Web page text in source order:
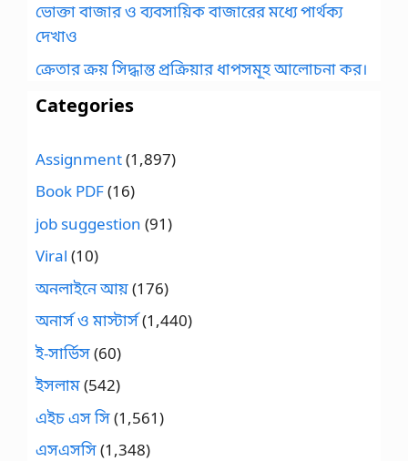
ভোক্তা বাজার ও ব্যবসায়িক বাজারের মধ্যে পার্থক্য
দেখাও
ক্রেতার ক্রয় সিদ্ধান্ত প্রক্রিয়ার ধাপসমূহ আলোচনা কর।
Categories
Assignment(1,897)
Book PDF(16)
job suggestion (91)
Viral (10)
অনলাইনে আয়(176)
অনার্স ও মাস্টার্স(1,440)
ই-সার্ভিস(60)
ইসলাম(542)
এইচ এস সি(1,561)
এসএসসি(1,348)